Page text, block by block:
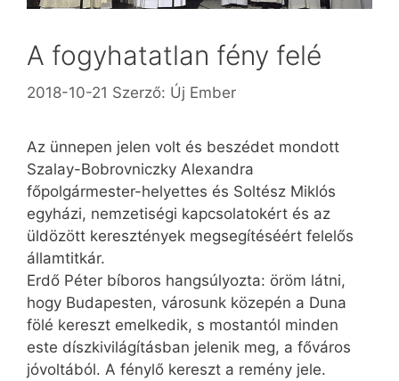
A fogyhatatlan fény felé
2018-10-21 Szerző: Új Ember
Az ünnepen jelen volt és beszédet mondott
Szalay-Bobrovniczky Alexandra
főpolgármester-helyettes és Soltész Miklós
egyházi, nemzetiségi kapcsolatokért és az
üldözött keresztények megsegítéséért felelős
államtitkár.
Erdő Péter bíboros hangsúlyozta: öröm látni,
hogy Budapesten, városunk közepén a Duna
fölé kereszt emelkedik, s mostantól minden
este díszkivilágításban jelenik meg, a főváros
jóvoltából. A fénylő kereszt a remény jele.